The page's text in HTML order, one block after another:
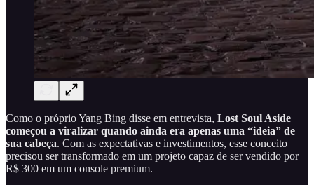
Como o próprio Yang Bing disse em entrevista, Lost Soul Aside
começou a viralizar quando ainda era apenas uma “ideia” de
sua cabeça. Com as expectativas e investimentos, esse conceito
precisou ser transformado em um projeto capaz de ser vendido por
R$ 300 em um console premium.